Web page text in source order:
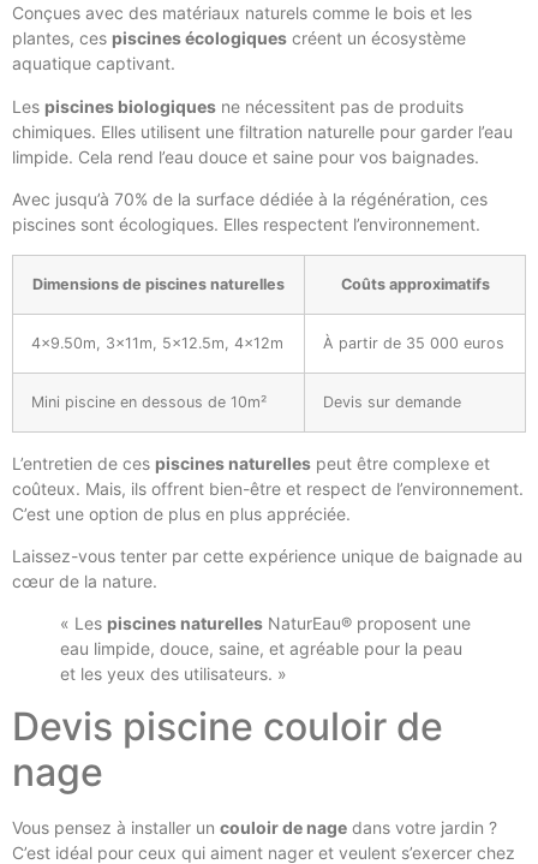
Conçues avec des matériaux naturels comme le bois et les
plantes, ces piscines écologiques créent un écosystème
aquatique captivant.
Les piscines biologiques ne nécessitent pas de produits
chimiques. Elles utilisent une filtration naturelle pour garder l’eau
limpide. Cela rend l’eau douce et saine pour vos baignades.
Avec jusqu’à 70% de la surface dédiée à la régénération, ces
piscines sont écologiques. Elles respectent l’environnement.
Dimensions de piscines naturelles Coûts approximatifs
4×9.50m, 3x11m, 5×12.5m, 4x12m À partir de 35 000 euros
Mini piscine en dessous de 10m² Devis sur demande
L’entretien de ces piscines naturelles peut être complexe et
coûteux. Mais, ils offrent bien-être et respect de l’environnement.
C’est une option de plus en plus appréciée.
Laissez-vous tenter par cette expérience unique de baignade au
cœur de la nature.
« Les piscines naturelles NaturEau® proposent une
eau limpide, douce, saine, et agréable pour la peau
et les yeux des utilisateurs. »
Devis piscine couloir de
nage
Vous pensez à installer un couloir de nage dans votre jardin ?
C’est idéal pour ceux qui aiment nager et veulent s’exercer chez